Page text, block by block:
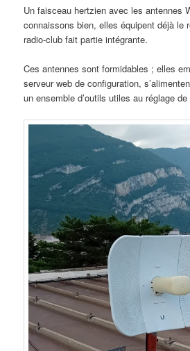
Un faisceau hertzien avec les antennes
connaissons bien, elles équipent déjà le
radio-club fait partie intégrante.
Ces antennes sont formidables ; elles
serveur web de configuration,
un ensemble d’outils utiles au réglage